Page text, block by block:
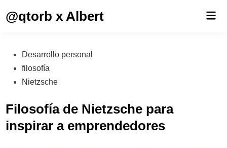
@qtorb x Albert
Publicado
en
Desarrollo personal
filosofía
Nietzsche
Filosofía de Nietzsche para
inspirar a emprendedores